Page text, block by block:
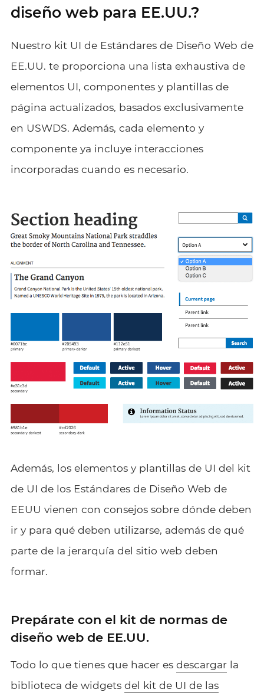
diseño web para EE.UU.?
Nuestro kit UI de Estándares de Diseño Web de
EE.UU. te proporciona una lista exhaustiva de
elementos UI, componentes y plantillas de
página actualizados, basados exclusivamente
en USWDS. Además, cada elemento y
componente ya incluye interacciones
incorporadas cuando es necesario.
Además, los elementos y plantillas de UI del kit
de UI de los Estándares de Diseño Web de
EEUU vienen con consejos sobre dónde deben
ir y para qué deben utilizarse, además de qué
parte de la jerarquía del sitio web deben
formar.
Prepárate con el kit de normas de
diseño web de EE.UU.
Todo lo que tienes que hacer es descargarla
biblioteca de widgets del kit de UI de las